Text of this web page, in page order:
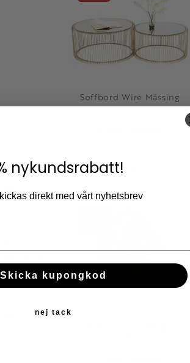
Soffbord Wire Mässing
KÖP
med sin
och
mörkblått,
nykundsrabatt!
direkt med vårt nyhetsbrev
Skicka kupongkod
nej tack